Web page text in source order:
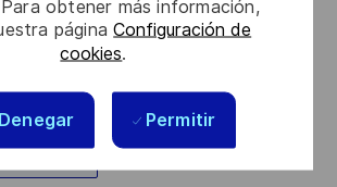
obtener más información,
páginaConfiguración de
cookies.
Denegar Permitir
et de l’IGI 1300 SGDSN/PSE